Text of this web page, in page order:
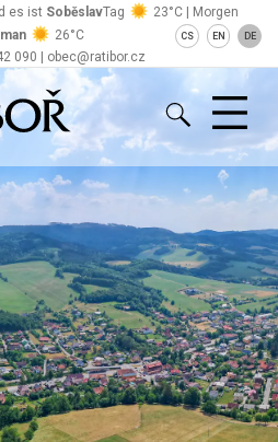
090 | obec@ratibor.cz
es ist SoběslavTag
23°C | Morgen
26°C CS EN DE